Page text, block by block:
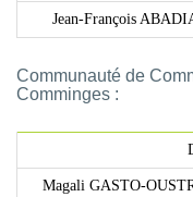
Jean-François
Communauté de
Comminges :
Magali GASTO-